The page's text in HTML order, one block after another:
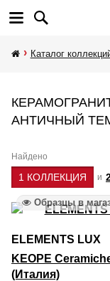
Каталог
АНТИЧНЫЙ
Найдено
1 КОЛЛЕКЦИЯ и
Образцы в
ELEMENTS LUX
KEOPE
(Италия)